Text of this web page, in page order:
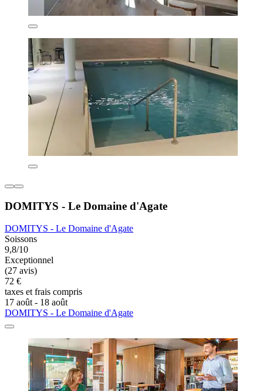
DOMITYS - Le Domaine d'Agate
DOMITYS - Le Domaine d'Agate
Soissons
9,8/10
Exceptionnel
(27 avis)
72 €
taxes et frais compris
17 août - 18 août
DOMITYS - Le Domaine d'Agate